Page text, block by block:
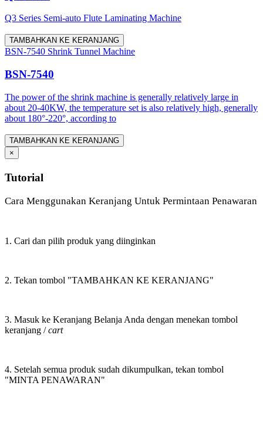
Q3 Series Semi-auto Flute Laminating Machine
TAMBAHKAN KE KERANJANG
BSN-7540 Shrink Tunnel Machine
BSN-7540
The power of the shrink machine is generally relatively large in
about 20-40KW, the temperature set is also relatively high, generally
about 180°-220°, according to
TAMBAHKAN KE KERANJANG
×
Tutorial
Cara Menggunakan Keranjang Untuk Permintaan Penawaran
1. Cari dan pilih produk yang diinginkan
2. Tekan tombol "TAMBAHKAN KE KERANJANG"
3. Masuk ke Keranjang Belanja Anda dengan menekan tombol
keranjang /cart
4. Setelah semua produk sudah dikumpulkan, tekan tombol
"MINTA PENAWARAN"